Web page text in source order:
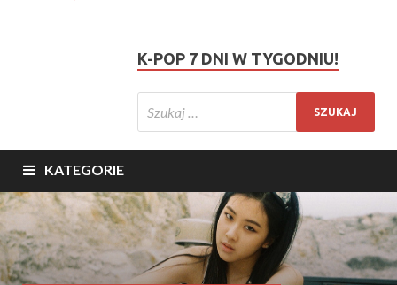
K-POP 7 DNI W TYGODNIU!
KATEGORIE